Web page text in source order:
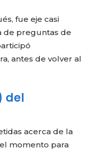
fue eje casi
de preguntas de
antes de volver al
del
acerca de la
momento para